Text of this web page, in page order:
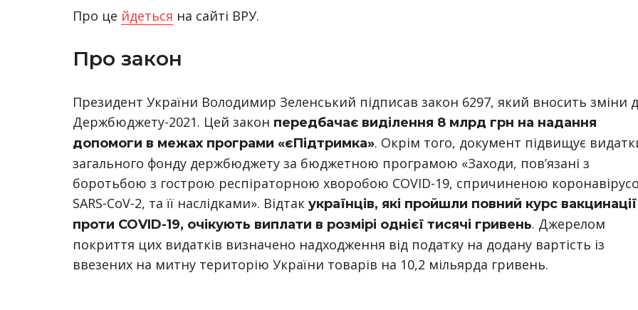
Про це йдеться на сайті ВРУ.
Про закон
Президент України Володимир Зеленський підписав закон 6297, який вносить зміни
Держбюджету-2021. Цей закон передбачає виділення 8 млрд грн на надання
допомоги в межах програми «єПідтримка». Окрім того, документ підвищує
загального фонду держбюджету за бюджетною програмою «Заходи, пов’язані з
боротьбою з гострою респіраторною хворобою COVID-19, спричиненою
SARS-CoV-2, та її наслідками». Відтак українців, які пройшли повний курс вакцинації
проти COVID-19, очікують виплати в розмірі однієї тисячі гривень. Джерелом
покриття цих видатків визначено надходження від податку на додану вартість із
ввезених на митну територію України товарів на 10,2 мільярда гривень.